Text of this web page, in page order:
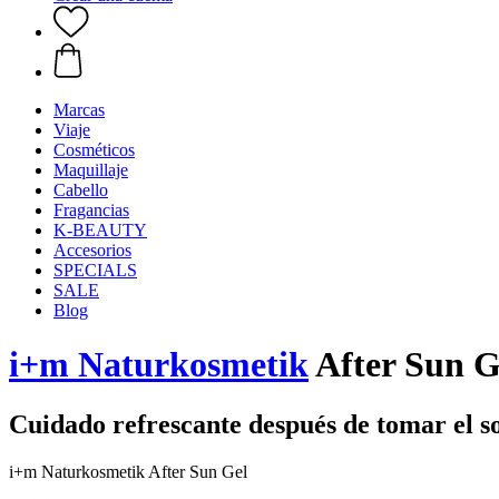
Marcas
Viaje
Cosméticos
Maquillaje
Cabello
Fragancias
K-BEAUTY
Accesorios
SPECIALS
SALE
Blog
i+m NaturkosmetikAfter Sun
Cuidado refrescante después de tomar el
i+m Naturkosmetik After Sun Gel